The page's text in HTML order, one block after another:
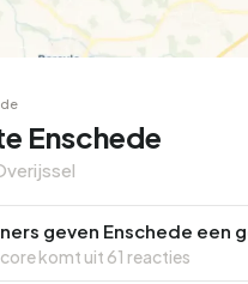
Enschede
geven Enschede een
komt uit 61 reacties